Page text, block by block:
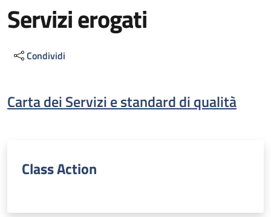
Servizi erogati
Condividi
Descrizione
Carta dei Servizi e standard di qualità
Class Action